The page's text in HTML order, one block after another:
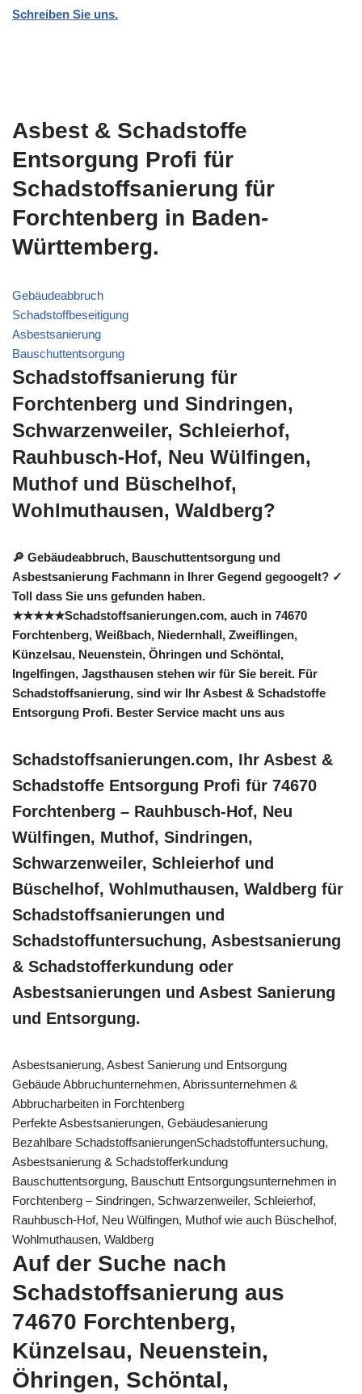
Schreiben Sie uns.
Asbest & Schadstoffe
Entsorgung Profi für
Schadstoffsanierung für
Forchtenberg in Baden-
Württemberg.
Gebäudeabbruch
Schadstoffbeseitigung
Asbestsanierung
Bauschuttentsorgung
Schadstoffsanierung für
Forchtenberg und Sindringen,
Schwarzenweiler, Schleierhof,
Rauhbusch-Hof, Neu Wülfingen,
Muthof und Büschelhof,
Wohlmuthausen, Waldberg?
🔎 Gebäudeabbruch, Bauschuttentsorgung und
Asbestsanierung Fachmann in Ihrer Gegend gegoogelt? ✓
Toll dass Sie uns gefunden haben.
★★★★★Schadstoffsanierungen.com, auch in 74670
Forchtenberg, Weißbach, Niedernhall, Zweiflingen,
Künzelsau, Neuenstein, Öhringen und Schöntal,
Ingelfingen, Jagsthausen stehen wir für Sie bereit. Für
Schadstoffsanierung, sind wir Ihr Asbest & Schadstoffe
Entsorgung Profi. Bester Service macht uns aus
Schadstoffsanierungen.com, Ihr Asbest &
Schadstoffe Entsorgung Profi für 74670
Forchtenberg – Rauhbusch-Hof, Neu
Wülfingen, Muthof, Sindringen,
Schwarzenweiler, Schleierhof und
Büschelhof, Wohlmuthausen, Waldberg für
Schadstoffsanierungen und
Schadstoffuntersuchung, Asbestsanierung
& Schadstofferkundung oder
Asbestsanierungen und Asbest Sanierung
und Entsorgung.
Asbestsanierung, Asbest Sanierung und Entsorgung
Gebäude Abbruchunternehmen, Abrissunternehmen &
Abbrucharbeiten in Forchtenberg
Perfekte Asbestsanierungen, Gebäudesanierung
Bezahlbare SchadstoffsanierungenSchadstoffuntersuchung,
Asbestsanierung & Schadstofferkundung
Bauschuttentsorgung, Bauschutt Entsorgungsunternehmen in
Forchtenberg – Sindringen, Schwarzenweiler, Schleierhof,
Rauhbusch-Hof, Neu Wülfingen, Muthof wie auch Büschelhof,
Wohlmuthausen, Waldberg
Auf der Suche nach
Schadstoffsanierung aus
74670 Forchtenberg,
Künzelsau, Neuenstein,
Öhringen, Schöntal,